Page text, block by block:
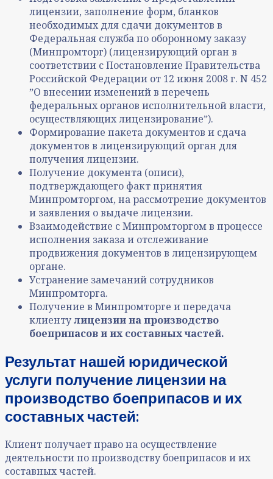
лицензии, заполнение форм, бланков
необходимых для сдачи документов в
Федеральная служба по оборонному заказу
(Минпромторг) (лицензирующий орган в
соответствии с Постановление Правительства
Российской Федерации от 12 июня 2008 г. N 452
ˮО внесении изменений в перечень
федеральных органов исполнительной власти,
осуществляющих лицензированиеˮ).
Формирование пакета документов и сдача
документов в лицензирующий орган для
получения лицензии.
Получение документа (описи),
подтверждающего факт принятия
Минпромторгом, на рассмотрение документов
и заявления о выдаче лицензии.
Взаимодействие сМинпромторгом в процессе
исполнения заказа и отслеживание
продвижения документов в лицензирующем
органе.
Устранение замечаний сотрудников
Минпромторга.
Получение в Минпромторге и передача
клиентулицензии на производство
боеприпасов и их составных частей.
Результат нашей юридической
услуги получение лицензии на
производство боеприпасов и их
составных частей:
Клиент получает право на осуществление
деятельности по производству боеприпасов и их
составных частей.